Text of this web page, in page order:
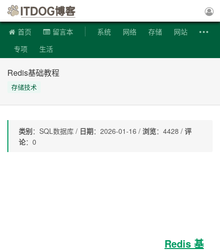
首页 留言本 系统 网络 存储
网站
专项
生活
Redis基础教程
存储技术
类别：SQL数据库 / 日期：2026-01-16 / 浏览：4428 / 评
论：0
Redis 基